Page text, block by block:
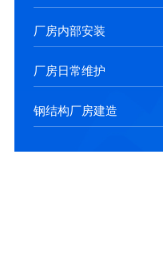
厂房内部安装
厂房日常维护
钢结构厂房建造